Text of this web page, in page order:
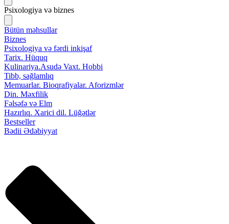
Psixologiya və biznes
Bütün məhsullar
Biznes
Psixologiya və fərdi inkişaf
Tarix. Hüquq
Kulinariya.Asudə Vaxt. Hobbi
Tibb, sağlamlıq
Memuarlar. Bioqrafiyalar. Aforizmlər
Din. Məxfilik
Fəlsəfə və Elm
Hazırlıq. Xarici dil. Lüğətlər
Bestseller
Bədii Ədəbiyyat